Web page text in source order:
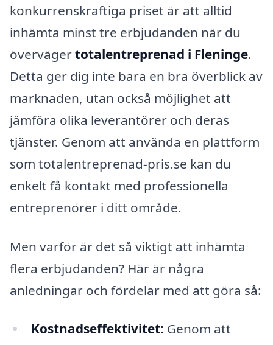
konkurrenskraftiga priset är att alltid
inhämta minst tre erbjudanden när du
övervägertotalentreprenad i Fleninge.
Detta ger dig inte bara en bra överblick av
marknaden, utan också möjlighet att
jämföra olika leverantörer och deras
tjänster. Genom att använda en plattform
som totalentreprenad-pris.se kan du
enkelt få kontakt med professionella
entreprenörer i ditt område.
Men varför är det så viktigt att inhämta
flera erbjudanden? Här är några
anledningar och fördelar med att göra så:
Kostnadseffektivitet: Genom att